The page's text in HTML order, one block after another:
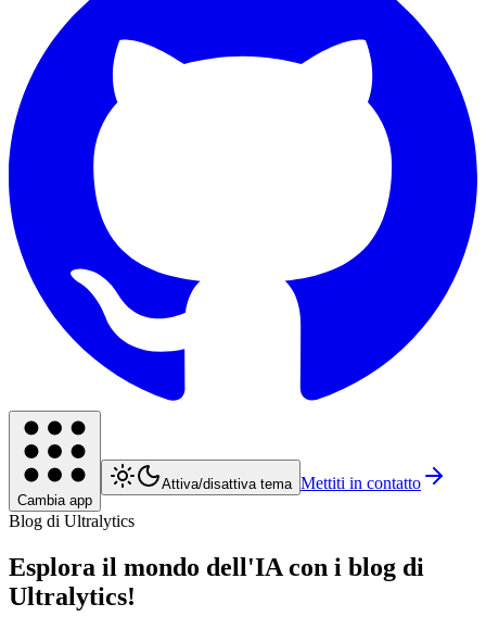
Cambia app
Attiva/disattiva tema Mettiti in contatto
Blog di Ultralytics
Esplora il mondo dell'IA con i blog di
Ultralytics!